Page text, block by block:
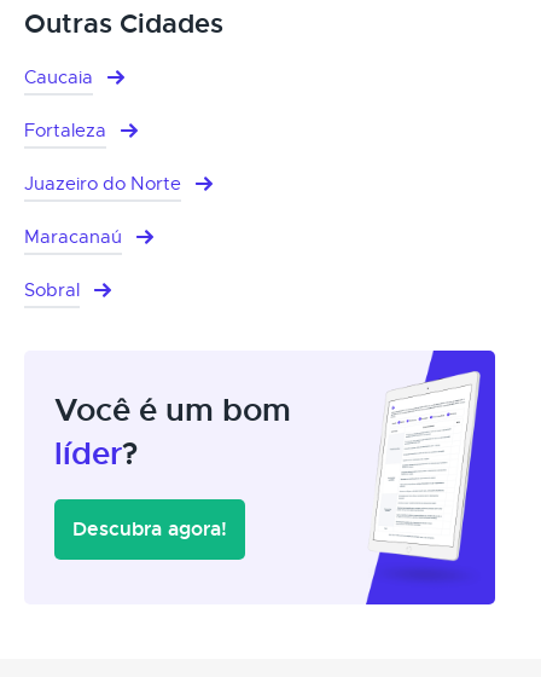
Outras Cidades
Caucaia
Fortaleza
Juazeiro do Norte
Maracanaú
Sobral
Você é um bom
líder?
Descubra agora!